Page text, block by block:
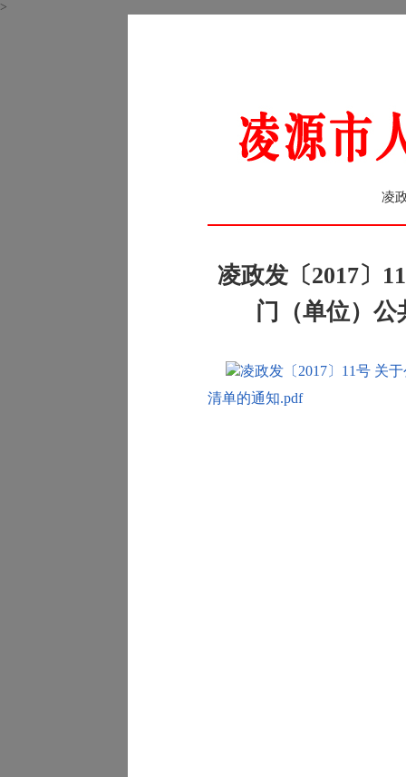
>
凌
凌政发〔2017〕
门（单位）公
凌政发〔2017〕11号 关
清单的通知.pdf